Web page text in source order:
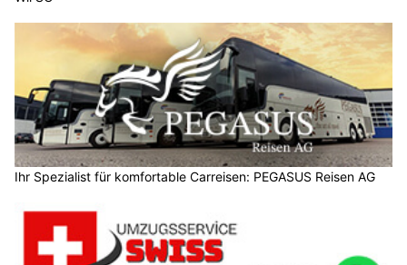
Ihr Spezialist für komfortable Carreisen: PEGASUS Reisen AG